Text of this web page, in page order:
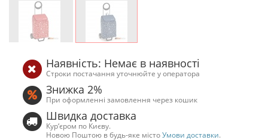
Наявність: Немає в наявності
Строки постачання уточнюйте у оператора
Знижка 2%
При оформленні замовлення через кошик
Швидка доставка
Кур‘єром по Києву.
Новою Поштою в будь-яке містоУмови доставки.